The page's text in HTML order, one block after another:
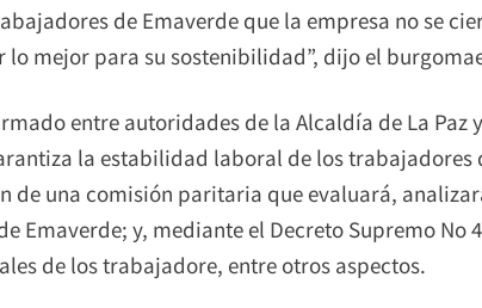
de Emaverde que la empresa no se
lo mejor para su sostenibilidad”, dijo el
entre autoridades de la Alcaldía de La Paz
la estabilidad laboral de los
de una comisión paritaria que evaluará,
Emaverde; y, mediante el Decreto Supremo No
de los trabajadore, entre otros aspectos.